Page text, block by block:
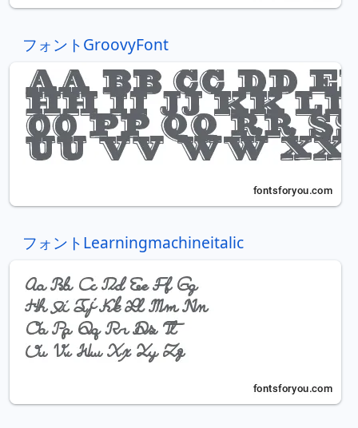
フォントGroovyFont
フォントLearningmachineitalic